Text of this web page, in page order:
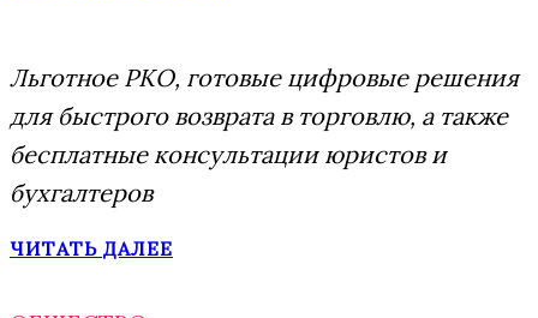
Льготное РКО, готовые цифровые решения
для быстрого возврата в торговлю, а также
бесплатные консультации юристов и
бухгалтеров
ЧИТАТЬ ДАЛЕЕ